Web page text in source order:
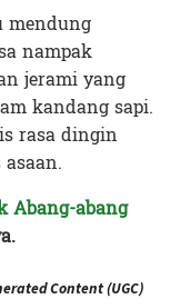
mendung
nampak
jerami yang
kandang sapi.
rasa dingin
Abang-abang
Content (UGC)